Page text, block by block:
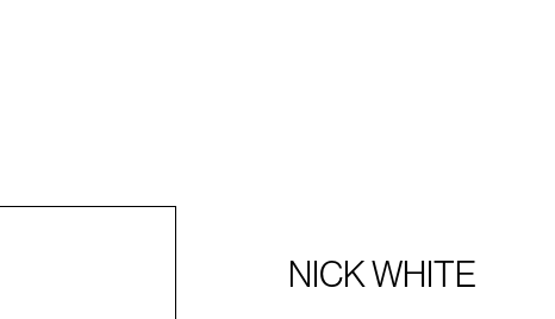
NICK WHITE